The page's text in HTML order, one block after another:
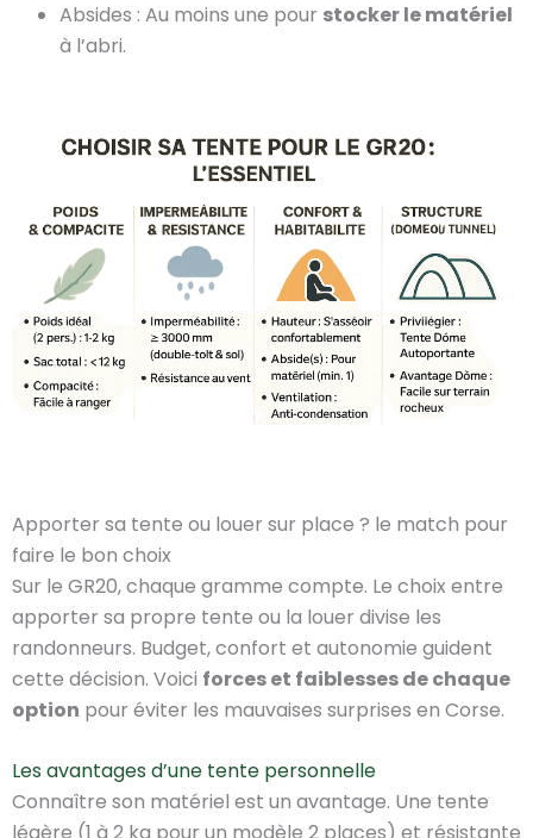
Absides : Au moins une pour stocker le matériel
à l’abri.
Apporter sa tente ou louer sur place ? le match pour
faire le bon choix
Sur le GR20, chaque gramme compte. Le choix entre
apporter sa propre tente ou la louer divise les
randonneurs. Budget, confort et autonomie guident
cette décision. Voici forces et faiblesses de chaque
option pour éviter les mauvaises surprises en Corse.
Les avantages d’une tente personnelle
Connaître son matériel est un avantage. Une tente